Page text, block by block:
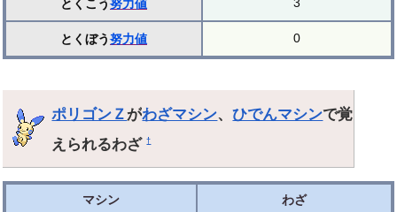
とくこう努力値
とくぼう努力値 0
ポリゴンＺがわざマシン、ひでんマシンで覚
えられるわざ†
マシン わざ